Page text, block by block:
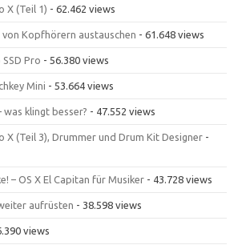
X (Teil 1) - 62.462 views
Kopfhörern austauschen - 61.648 views
Pro - 56.380 views
Mini - 53.664 views
klingt besser? - 47.552 views
X (Teil 3), Drummer und Drum Kit Designer -
– OS X El Capitan für Musiker - 43.728 views
aufrüsten - 38.598 views
views